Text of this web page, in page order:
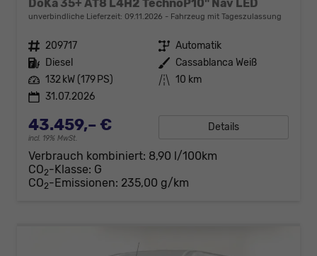
DoKa 35+ AT8 L4H2 TechnoP10" Nav LED
unverbindliche Lieferzeit: 09.11.2026 Fahrzeug mit Tageszulassung
Fahrzeugnr. 209717 Getriebe Automatik
Kraftstoff Diesel Außenfarbe Cassablanca Weiß
Leistung 132 kW (179 PS) Kilometerstand 10 km
31.07.2026
43.459,– €
incl. 19% MwSt.
Details
Verbrauch kombiniert: 8,90 l/100km
CO2-Klasse: G
CO2-Emissionen: 235,00 g/km